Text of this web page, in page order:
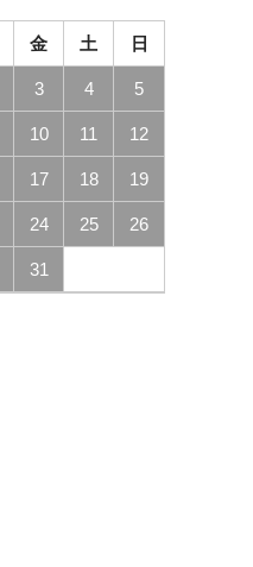
金 土 日
3 4 5
10 11 12
17 18 19
24 25 26
31